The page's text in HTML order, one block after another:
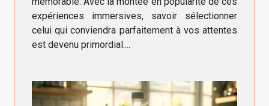
expériences immersives, savoir sélectionner
celui qui conviendra parfaitement à vos attentes
est devenu primordial....